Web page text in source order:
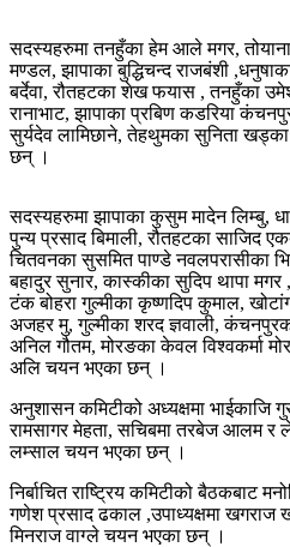
सदस्यहरुमा तनहुँका हेम आले मगर,
मण्डल, झापाका बुद्धिचन्द राजबंशी
बर्देवा, रौतहटका शेख फयास , तनहुँका
रानाभाट, झापाका प्रबिण कडरिया
सुर्यदेव लामिछाने, तेहथुमका सुनिता
छन् ।
सदस्यहरुमा झापाका कुसुम मादेन लिम्बु,
पुन्य प्रसाद बिमाली, रौतहटका साजिद
चितवनका सुसमित पाण्डे नवलपरासीका
बहादुर सुनार, कास्कीका सुदिप थापा मगर
टंक बोहरा गुल्मीका कृष्णदिप कुमाल,
अजहर मु, गुल्मीका शरद ज्ञवाली,
अनिल गौतम, मोरङका केवल विश्वकर्मा
अलि चयन भएका छन् ।
अनुशासन कमिटीको अध्यक्षमा भाईकाजि
रामसागर मेहता, सचिबमा तरबेज आलम र
लम्साल चयन भएका छन् ।
निर्बाचित राष्ट्रिय कमिटीको बैठकबाट
गणेश प्रसाद ढकाल ,उपाध्यक्षमा खगराज
मिनराज वाग्ले चयन भएका छन् ।